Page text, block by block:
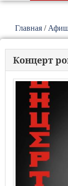
Главная /
Концерт